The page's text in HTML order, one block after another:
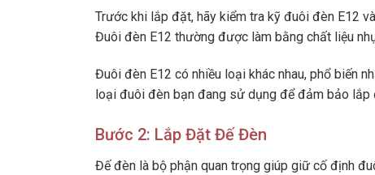
Trước khi lắp đặt, hãy kiểm tra kỹ đuôi đèn E12
Đuôi đèn E12 thường được làm bằng chất liệu
Đuôi đèn E12 có nhiều loại khác nhau, phổ biến
loại đuôi đèn bạn đang sử dụng để đảm bảo lắp
Bước 2: Lắp Đặt Đế Đèn
Đế đèn là bộ phận quan trọng giúp giữ cố định